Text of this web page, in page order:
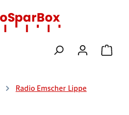
Radio Emscher Lippe